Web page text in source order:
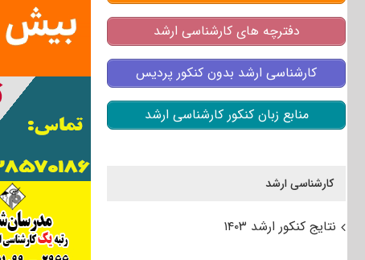
دفترچه های کارشناسی ارشد
کارشناسی ارشد بدون کنکور پردیس
منابع زبان کنکور کارشناسی ارشد
کارشناسی ارشد
نتایج کنکور ارشد ۱۴۰۳